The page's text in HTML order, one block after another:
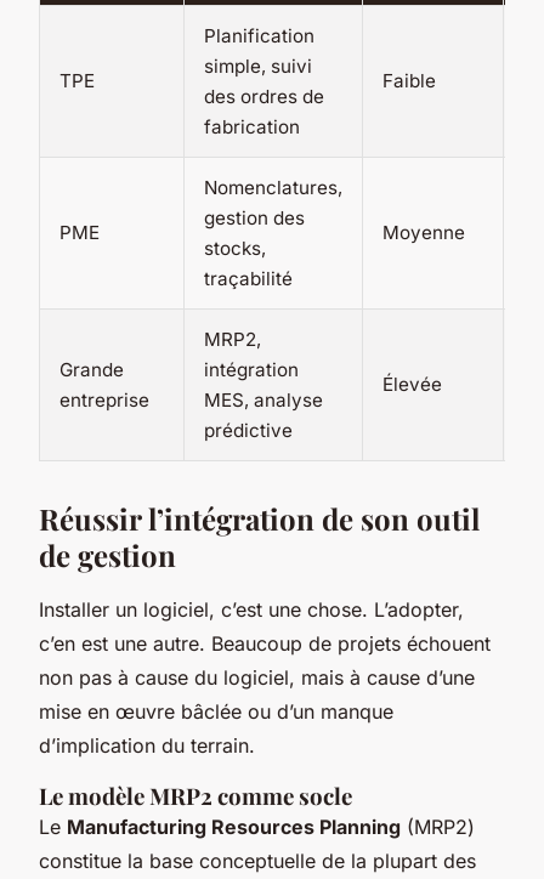
TPE
Planification
simple, suivi
des ordres de
fabrication
Faible
PME
Nomenclatures,
gestion des
stocks,
traçabilité
Moyenne
Grande
entreprise
MRP2,
intégration
MES, analyse
prédictive
Élevée
Réussir l’intégration de son outil
de gestion
Installer un logiciel, c’est une chose. L’adopter,
c’en est une autre. Beaucoup de projets échouent
non pas à cause du logiciel, mais à cause d’une
mise en œuvre bâclée ou d’un manque
d’implication du terrain.
Le modèle MRP2 comme socle
Le Manufacturing Resources Planning (MRP2)
constitue la base conceptuelle de la plupart des